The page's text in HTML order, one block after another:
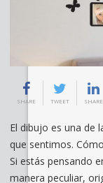
SHARE TWEET SHARE
El dibujo es una de
que sentimos.
Si estás pensando
manera peculiar,